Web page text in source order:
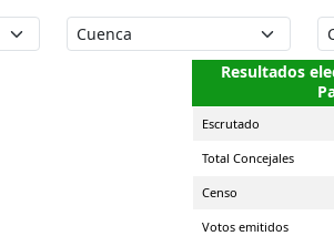
Resultados
Escrutado
Total Concejales
Censo
Votos emitidos